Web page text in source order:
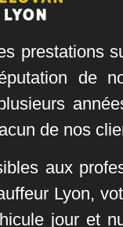
prestations
de
de nos
aux
Lyon,
jour et